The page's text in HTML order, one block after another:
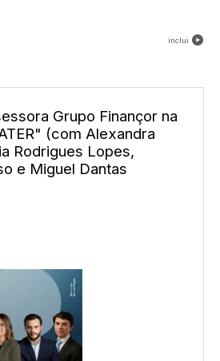
inclui
Grupo Finançor na
(com Alexandra
Rodrigues Lopes,
e Miguel Dantas